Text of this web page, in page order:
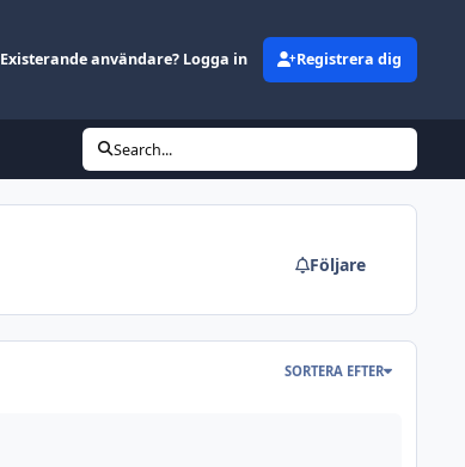
Existerande användare? Logga in Registrera dig
Search...
Följare
SORTERA EFTER